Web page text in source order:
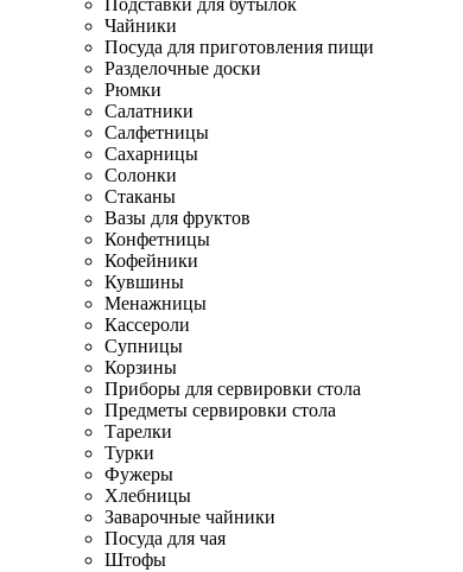
Подставки для бутылок
Чайники
Посуда для приготовления пищи
Разделочные доски
Рюмки
Салатники
Салфетницы
Сахарницы
Солонки
Стаканы
Вазы для фруктов
Конфетницы
Кофейники
Кувшины
Менажницы
Кассероли
Супницы
Корзины
Приборы для сервировки стола
Предметы сервировки стола
Тарелки
Турки
Фужеры
Хлебницы
Заварочные чайники
Посуда для чая
Штофы